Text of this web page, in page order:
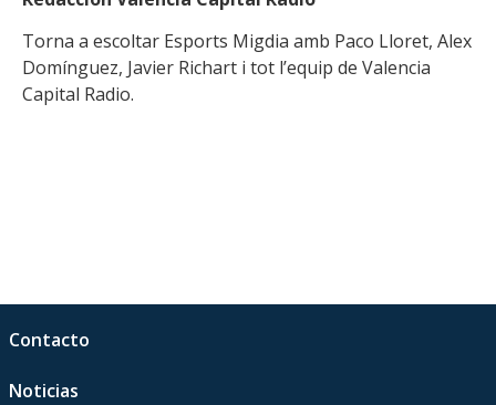
Torna a escoltar Esports Migdia amb Paco Lloret, Alex
Domínguez, Javier Richart i tot l’equip de Valencia
Capital Radio.
Contacto
Noticias